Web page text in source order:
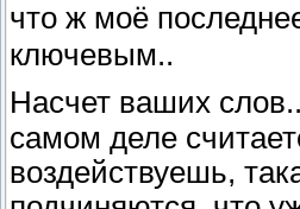
что ж моё
ключевым..
Насчет ваших
самом деле
воздействуешь,